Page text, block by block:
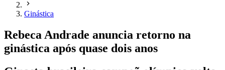
Ginástica
Rebeca Andrade anuncia retorno na
ginástica após quase dois anos